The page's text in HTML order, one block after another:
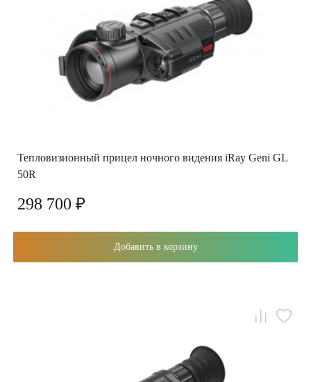
Тепловизионный прицел ночного видения iRay Geni GL
50R
298 700 ₽
Добавить в корзину